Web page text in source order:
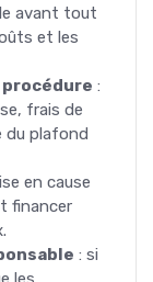
avant tout
et les
procédure :
frais de
du plafond
en cause
financer
: si